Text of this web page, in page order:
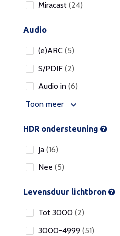
Miracast (24)
Audio
(e)ARC (5)
S/PDIF (2)
Audio in (6)
Toon meer
HDR ondersteuning
Ja (16)
Nee (5)
Levensduur lichtbron
Tot 3000 (2)
3000-4999 (51)